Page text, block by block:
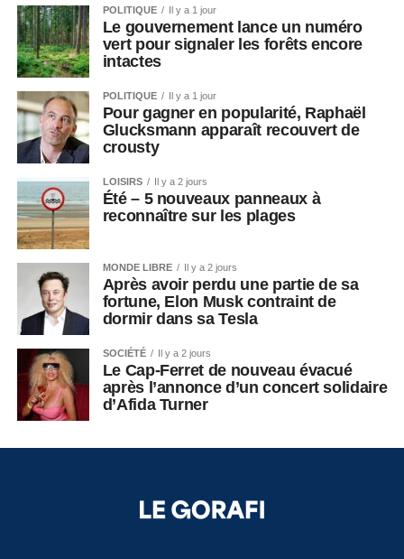
POLITIQUE Il y a 1 jour
Le gouvernement lance un numéro
vert pour signaler les forêts encore
intactes
POLITIQUE Il y a 1 jour
Pour gagner en popularité, Raphaël
Glucksmann apparaît recouvert de
crousty
LOISIRS Il y a 2 jours
Été – 5 nouveaux panneaux à
reconnaître sur les plages
MONDE LIBRE Il y a 2 jours
Après avoir perdu une partie de sa
fortune, Elon Musk contraint de
dormir dans sa Tesla
SOCIÉTÉ Il y a 2 jours
Le Cap-Ferret de nouveau évacué
après l’annonce d’un concert solidaire
d’Afida Turner